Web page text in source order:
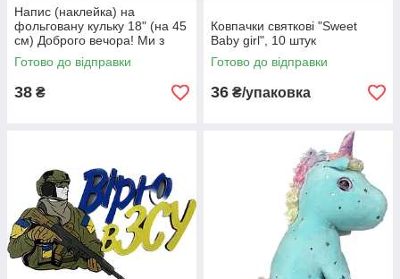
Напис (наклейка) на
фольговану кульку 18" (на 45
см) Доброго вечора! Ми з
України! (будь-який колір)
Готово до відправки
38 ₴
Ковпачки святкові "Sweet
Baby girl", 10 штук
Готово до відправки
36 ₴/упаковка